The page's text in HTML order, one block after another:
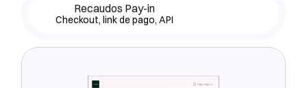
Recaudos Pay-in
Checkout, link de pago, API